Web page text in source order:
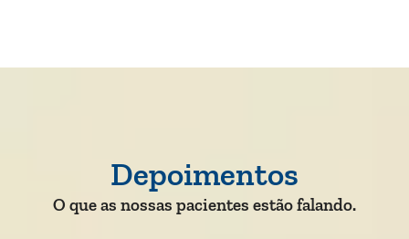
Depoimentos
O que as nossas pacientes estão falando.